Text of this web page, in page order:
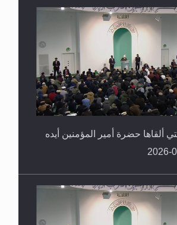
ألقاها حضرة أمير المؤمنين أيده